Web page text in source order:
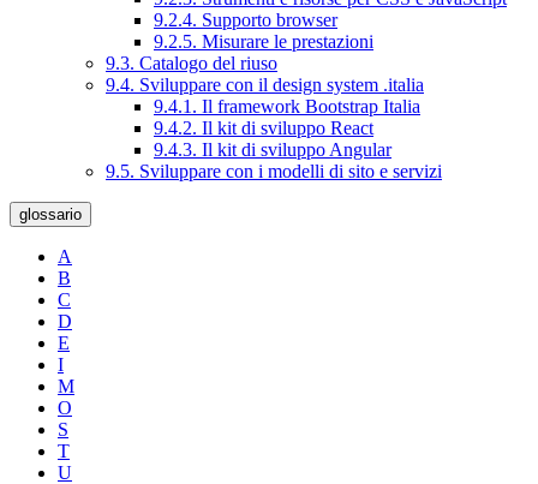
9.2.4. Supporto browser
9.2.5. Misurare le prestazioni
9.3. Catalogo del riuso
9.4. Sviluppare con il design system .italia
9.4.1. Il framework Bootstrap Italia
9.4.2. Il kit di sviluppo React
9.4.3. Il kit di sviluppo Angular
9.5. Sviluppare con i modelli di sito e servizi
glossario
A
B
C
D
E
I
M
O
S
T
U